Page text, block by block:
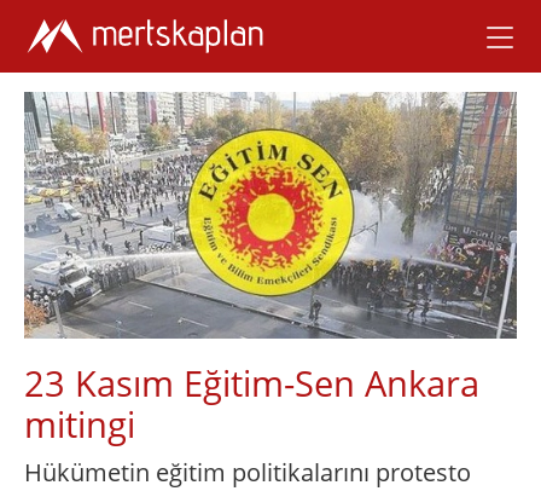
23 Kasım Eğitim-Sen Ankara
mitingi
Hükümetin eğitim politikalarını protesto